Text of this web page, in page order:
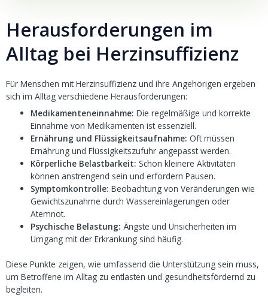
Herausforderungen im
Alltag bei Herzinsuffizienz
Für Menschen mit Herzinsuffizienz und ihre Angehörigen ergeben
sich im Alltag verschiedene Herausforderungen:
Medikamenteneinnahme: Die regelmäßige und korrekte
Einnahme von Medikamenten ist essenziell.
Ernährung und Flüssigkeitsaufnahme: Oft müssen
Ernährung und Flüssigkeitszufuhr angepasst werden.
Körperliche Belastbarkeit: Schon kleinere Aktivitäten
können anstrengend sein und erfordern Pausen.
Symptomkontrolle: Beobachtung von Veränderungen wie
Gewichtszunahme durch Wassereinlagerungen oder
Atemnot.
Psychische Belastung: Ängste und Unsicherheiten im
Umgang mit der Erkrankung sind häufig.
Diese Punkte zeigen, wie umfassend die Unterstützung sein muss,
um Betroffene im Alltag zu entlasten und gesundheitsfördernd zu
begleiten.